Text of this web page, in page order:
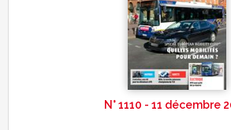
N° 1110 - 11 décembre